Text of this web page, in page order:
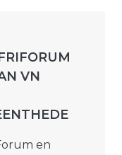
VN
en